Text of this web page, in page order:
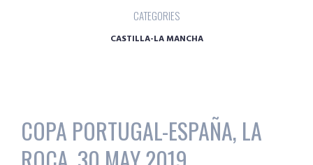
CATEGORIES
CASTILLA-LA MANCHA
COPA PORTUGAL-ESPAÑA, LA